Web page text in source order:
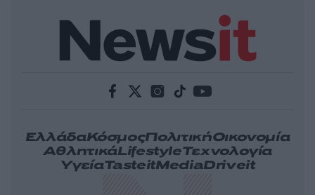
ΕλλάδαΚόσμοςΠολιτικήΟικονομία
ΑθλητικάLifestyleΤεχνολογία
ΥγείαTasteitMediaDriveit